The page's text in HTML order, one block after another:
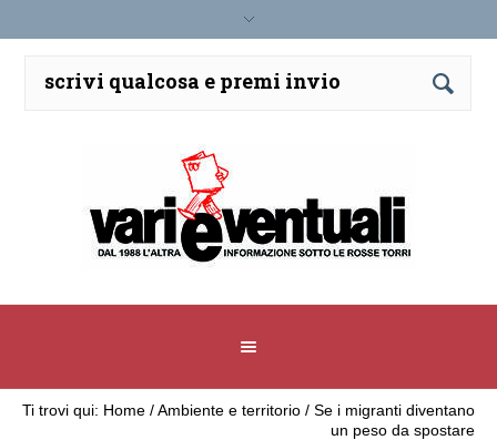
Ti trovi qui: Home /Ambiente e territorio / Se i migranti diventano
un peso da spostare